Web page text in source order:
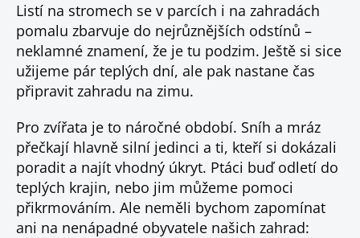
Listí na stromech se v parcích i na zahradách
pomalu zbarvuje do nejrůznějších odstínů –
neklamné znamení, že je tu podzim. Ještě si sice
užijeme pár teplých dní, ale pak nastane čas
připravit zahradu na zimu.
Pro zvířata je to náročné období. Sníh a mráz
přečkají hlavně silní jedinci a ti, kteří si dokázali
poradit a najít vhodný úkryt. Ptáci buď odletí do
teplých krajin, nebo jim můžeme pomoci
přikrmováním. Ale neměli bychom zapomínat
ani na nenápadné obyvatele našich zahrad: